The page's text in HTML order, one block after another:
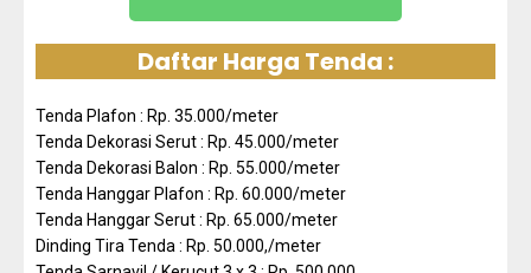
Daftar Harga Tenda :
Tenda Plafon : Rp. 35.000/meter
Tenda Dekorasi Serut : Rp. 45.000/meter
Tenda Dekorasi Balon : Rp. 55.000/meter
Tenda Hanggar Plafon : Rp. 60.000/meter
Tenda Hanggar Serut : Rp. 65.000/meter
Dinding Tira Tenda : Rp. 50.000,/meter